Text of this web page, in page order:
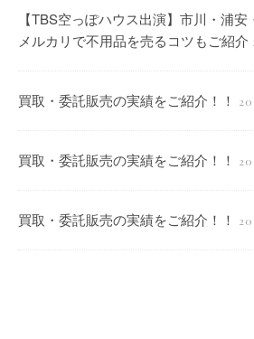
【TBS空っぽハウス出演】市川・浦安
メルカリで不用品を売るコツもご紹介
買取・委託販売の実績をご紹介！！
買取・委託販売の実績をご紹介！！
買取・委託販売の実績をご紹介！！